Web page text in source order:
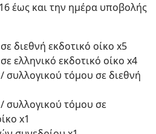
έως και την ημέρα υποβολής
διεθνή εκδοτικό οίκο x5
ελληνικό εκδοτικό οίκο x4
/ συλλογικού τόμου σε διεθνή
/ συλλογικού τόμου σε
x1